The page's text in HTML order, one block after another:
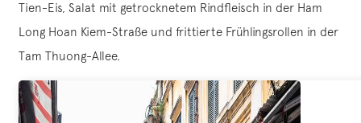
Tien-Eis, Salat mit getrocknetem Rindfleisch in der Ham
Long Hoan Kiem-Straße und frittierte Frühlingsrollen in der
Tam Thuong-Allee.